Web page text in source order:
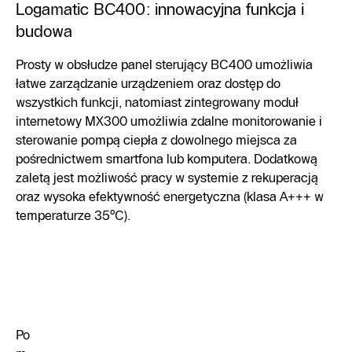
Logamatic BC400: innowacyjna funkcja i
budowa
Prosty w obsłudze panel sterujący BC400 umożliwia
łatwe zarządzanie urządzeniem oraz dostęp do
wszystkich funkcji, natomiast zintegrowany moduł
internetowy MX300 umożliwia zdalne monitorowanie i
sterowanie pompą ciepła z dowolnego miejsca za
pośrednictwem smartfona lub komputera. Dodatkową
zaletą jest możliwość pracy w systemie z rekuperacją
oraz wysoka efektywność energetyczna (klasa A+++ w
temperaturze 35°C).
Po